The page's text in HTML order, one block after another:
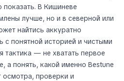
В Кишиневе
лучше, но и в северной или
найтись аккуратно
понятной историей и чистыми
тактика — не хватать первое
а понять, какой именно Bestune
осмотра, проверки и